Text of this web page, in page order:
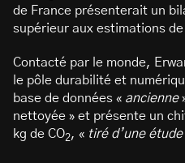
de France présenterait un
supérieur aux estimations de
Contacté par le monde,
le pôle durabilité et
base de données « ancienne
nettoyée » et présente un
kg de CO2, « tiré d’une